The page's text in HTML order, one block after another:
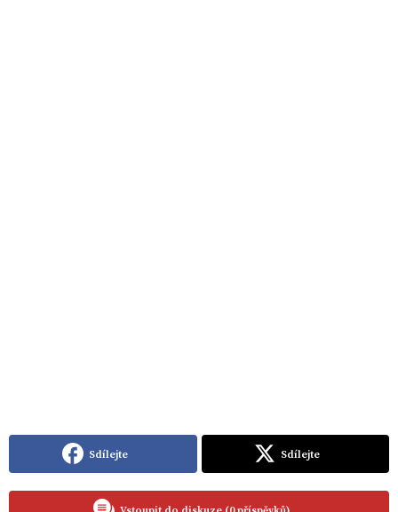
Sdílejte Sdílejte